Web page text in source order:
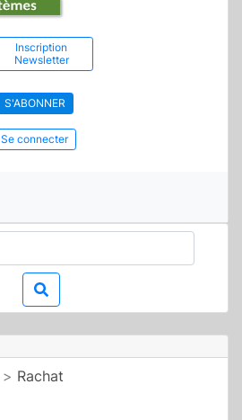
Inscription
Newsletter
S'ABONNER
Se connecter
> Rachat